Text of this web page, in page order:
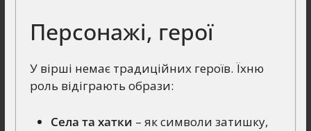
Персонажі, герої
У вірші немає традиційних героїв. Їхню
роль відіграють образи:
Села та хатки – як символи затишку,